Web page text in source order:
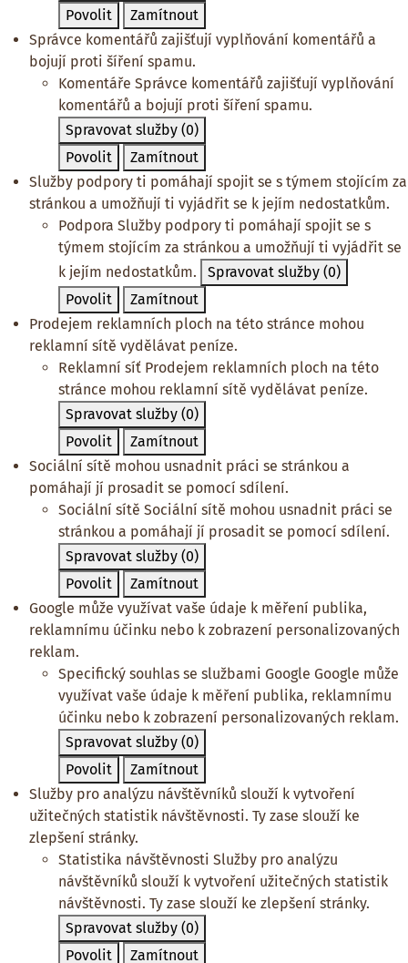
Povolit
Zamítnout
Správce komentářů zajišťují vyplňování komentářů a
bojují proti šíření spamu.
Komentáře Správce komentářů zajišťují vyplňování
komentářů a bojují proti šíření spamu.
Spravovat služby (0)
Povolit
Zamítnout
Služby podpory ti pomáhají spojit se s týmem stojícím za
stránkou a umožňují ti vyjádřit se k jejím nedostatkům.
Podpora Služby podpory ti pomáhají spojit se s
týmem stojícím za stránkou a umožňují ti vyjádřit se
k jejím nedostatkům.
Spravovat služby (0)
Povolit
Zamítnout
Prodejem reklamních ploch na této stránce mohou
reklamní sítě vydělávat peníze.
Reklamní síť Prodejem reklamních ploch na této
stránce mohou reklamní sítě vydělávat peníze.
Spravovat služby (0)
Povolit
Zamítnout
Sociální sítě mohou usnadnit práci se stránkou a
pomáhají jí prosadit se pomocí sdílení.
Sociální sítě Sociální sítě mohou usnadnit práci se
stránkou a pomáhají jí prosadit se pomocí sdílení.
Spravovat služby (0)
Povolit
Zamítnout
Google může využívat vaše údaje k měření publika,
reklamnímu účinku nebo k zobrazení personalizovaných
reklam.
Specifický souhlas se službami Google Google může
využívat vaše údaje k měření publika, reklamnímu
účinku nebo k zobrazení personalizovaných reklam.
Spravovat služby (0)
Povolit
Zamítnout
Služby pro analýzu návštěvníků slouží k vytvoření
užitečných statistik návštěvnosti. Ty zase slouží ke
zlepšení stránky.
Statistika návštěvnosti Služby pro analýzu
návštěvníků slouží k vytvoření užitečných statistik
návštěvnosti. Ty zase slouží ke zlepšení stránky.
Spravovat služby (0)
Povolit
Zamítnout